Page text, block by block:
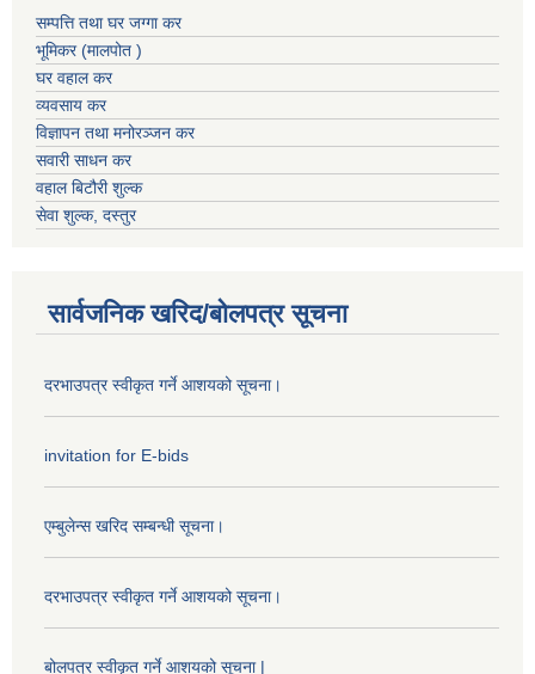
सम्पत्ति तथा घर जग्गा कर
भूमिकर (मालपोत )
घर वहाल कर
व्यवसाय कर
विज्ञापन तथा मनोरञ्जन कर
सवारी साधन कर
वहाल बिटौरी शुल्क
सेवा शुल्क, दस्तुर
सार्वजनिक खरिद/बोलपत्र सूचना
दरभाउपत्र स्वीकृत गर्ने आशयको सूचना।
invitation for E-bids
एम्बुलेन्स खरिद सम्बन्धी सूचना।
दरभाउपत्र स्वीकृत गर्ने आशयको सूचना।
बोलपत्र स्वीकृत गर्ने आशयको सूचना |